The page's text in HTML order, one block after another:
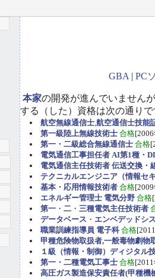
GBA | PC
本家の開発が進んでいません
する（した）資格は次の通りで
航空無線通信士,航空通信士技能
第一級陸上無線技術士 合格
第一・二級総合無線通信士 合格
電気通信工事担任者 AI第1種・
電気通信主任技術者 伝送交換・
テクニカルエンジニア（情報セ
基本・応用情報技術者 合格
エネルギー管理士 電気分野 合格
第一 ・ 二 ・ 三種電気主任技術者
データベース ・ エンベデッドシ
職業訓練指導員 電子科 合格
甲種危険物取扱者,一般毒物劇物
１級（情報・制御）ディジタル
第一・二種電気工事士 合格
高圧ガス製造保安責任者(甲種機